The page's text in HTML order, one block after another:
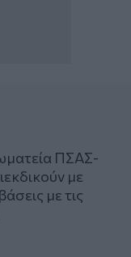
ΠΣΑΣ-
με
με τις